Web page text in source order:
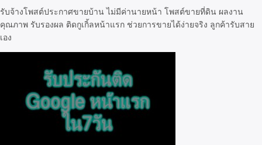
รับจ้างโพสต์ประกาศขายบ้าน ไม่มีค่านายหน้า โพสต์ขายที่ดิน ผลงาน
คุณภาพ รับรองผล ติดกูเกิ้ลหน้าแรก ช่วยการขายได้ง่ายจริง ลูกค้ารับสาย
เอง